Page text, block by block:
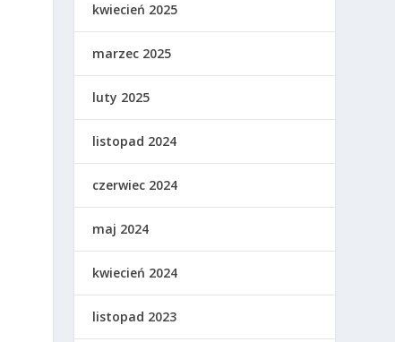
kwiecień 2025
marzec 2025
luty 2025
listopad 2024
czerwiec 2024
maj 2024
kwiecień 2024
listopad 2023